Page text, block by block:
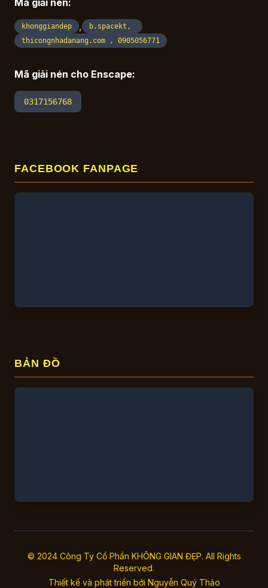
Mã giải nén:
khonggiandep ,
b.spacekt,
thicongnhadanang.com , 0905056771
Mã giải nén cho Enscape:
0317156768
FACEBOOK FANPAGE
BẢN ĐỒ
© 2024 Công Ty Cổ Phần KHÔNG GIAN ĐẸP. All Rights
Reserved.
Thiết kế và phát triển bởi Nguyễn Quý Thảo